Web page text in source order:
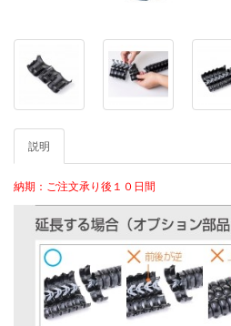
説明
納期：ご注文承り後１０日間